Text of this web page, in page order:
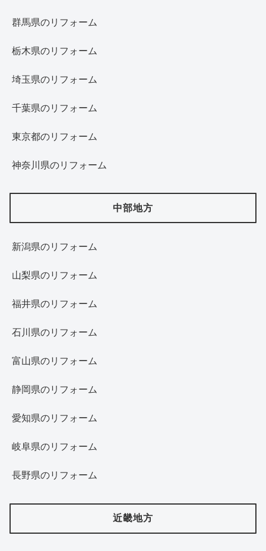
群馬県のリフォーム
栃木県のリフォーム
埼玉県のリフォーム
千葉県のリフォーム
東京都のリフォーム
神奈川県のリフォーム
中部地方
新潟県のリフォーム
山梨県のリフォーム
福井県のリフォーム
石川県のリフォーム
富山県のリフォーム
静岡県のリフォーム
愛知県のリフォーム
岐阜県のリフォーム
長野県のリフォーム
近畿地方